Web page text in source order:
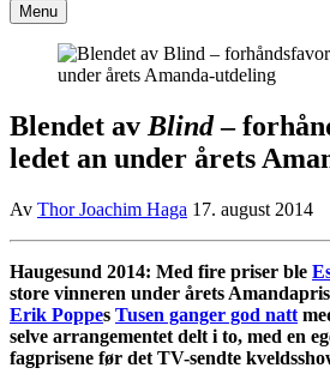
Menu
Blendet av Blind–
ledet an under årets
Av Thor Joachim Haga 17. august 2014
Haugesund 2014: Med fire priser ble
store vinneren under årets
Erik Poppes Tusen ganger god natt
selve arrangementet delt i to, med en
fagprisene før det TV-sendte